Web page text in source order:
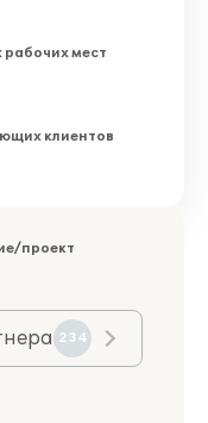
мест
клиентов
проект
234